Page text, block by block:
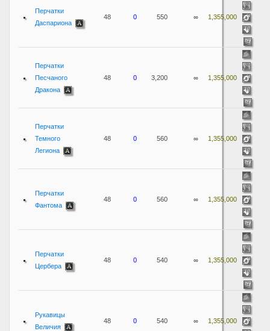
Перчатки
Даспариона
48 0 550 ∞ 1,355,000
Перчатки
Песчаного
Дракона
48 0 3,200 ∞ 1,355,000
Перчатки
Темного
Легиона
48 0 560 ∞ 1,355,000
Перчатки
Фантома
48 0 560 ∞ 1,355,000
Перчатки
Цербера
48 0 540 ∞ 1,355,000
Рукавицы
Величия
48 0 540 ∞ 1,355,000